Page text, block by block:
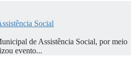
Social
de Assistência Social, por meio
evento...